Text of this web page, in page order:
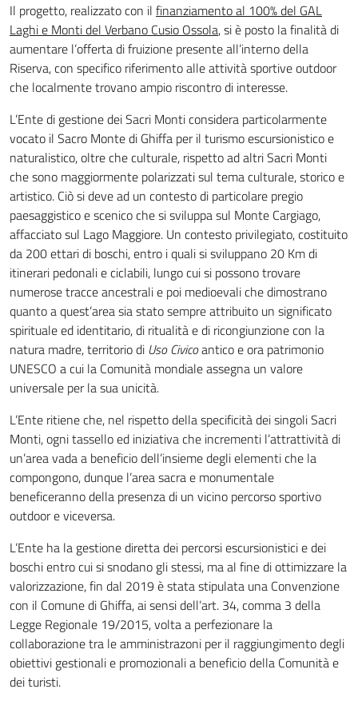
Il progetto, realizzato con il finanziamento al 100% del GAL
Laghi e Monti del Verbano Cusio Ossola, si è posto la finalità di
aumentare l’offerta di fruizione presente all’interno della
Riserva, con specifico riferimento alle attività sportive outdoor
che localmente trovano ampio riscontro di interesse.
L’Ente di gestione dei Sacri Monti considera particolarmente
vocato il Sacro Monte di Ghiffa per il turismo escursionistico e
naturalistico, oltre che culturale, rispetto ad altri Sacri Monti
che sono maggiormente polarizzati sul tema culturale, storico e
artistico. Ciò si deve ad un contesto di particolare pregio
paesaggistico e scenico che si sviluppa sul Monte Cargiago,
affacciato sul Lago Maggiore. Un contesto privilegiato, costituito
da 200 ettari di boschi, entro i quali si sviluppano 20 Km di
itinerari pedonali e ciclabili, lungo cui si possono trovare
numerose tracce ancestrali e poi medioevali che dimostrano
quanto a quest’area sia stato sempre attribuito un significato
spirituale ed identitario, di ritualità e di ricongiunzione con la
natura madre, territorio di Uso Civicoantico e ora patrimonio
UNESCO a cui la Comunità mondiale assegna un valore
universale per la sua unicità.
L’Ente ritiene che, nel rispetto della specificità dei singoli Sacri
Monti, ogni tassello ed iniziativa che incrementi l’attrattività di
un’area vada a beneficio dell’insieme degli elementi che la
compongono, dunque l’area sacra e monumentale
beneficeranno della presenza di un vicino percorso sportivo
outdoor e viceversa.
L’Ente ha la gestione diretta dei percorsi escursionistici e dei
boschi entro cui si snodano gli stessi, ma al fine di ottimizzare la
valorizzazione, fin dal 2019 è stata stipulata una Convenzione
con il Comune di Ghiffa, ai sensi dell’art. 34, comma 3 della
Legge Regionale 19/2015, volta a perfezionare la
collaborazione tra le amministrazoni per il raggiungimento degli
obiettivi gestionali e promozionali a beneficio della Comunità e
dei turisti.